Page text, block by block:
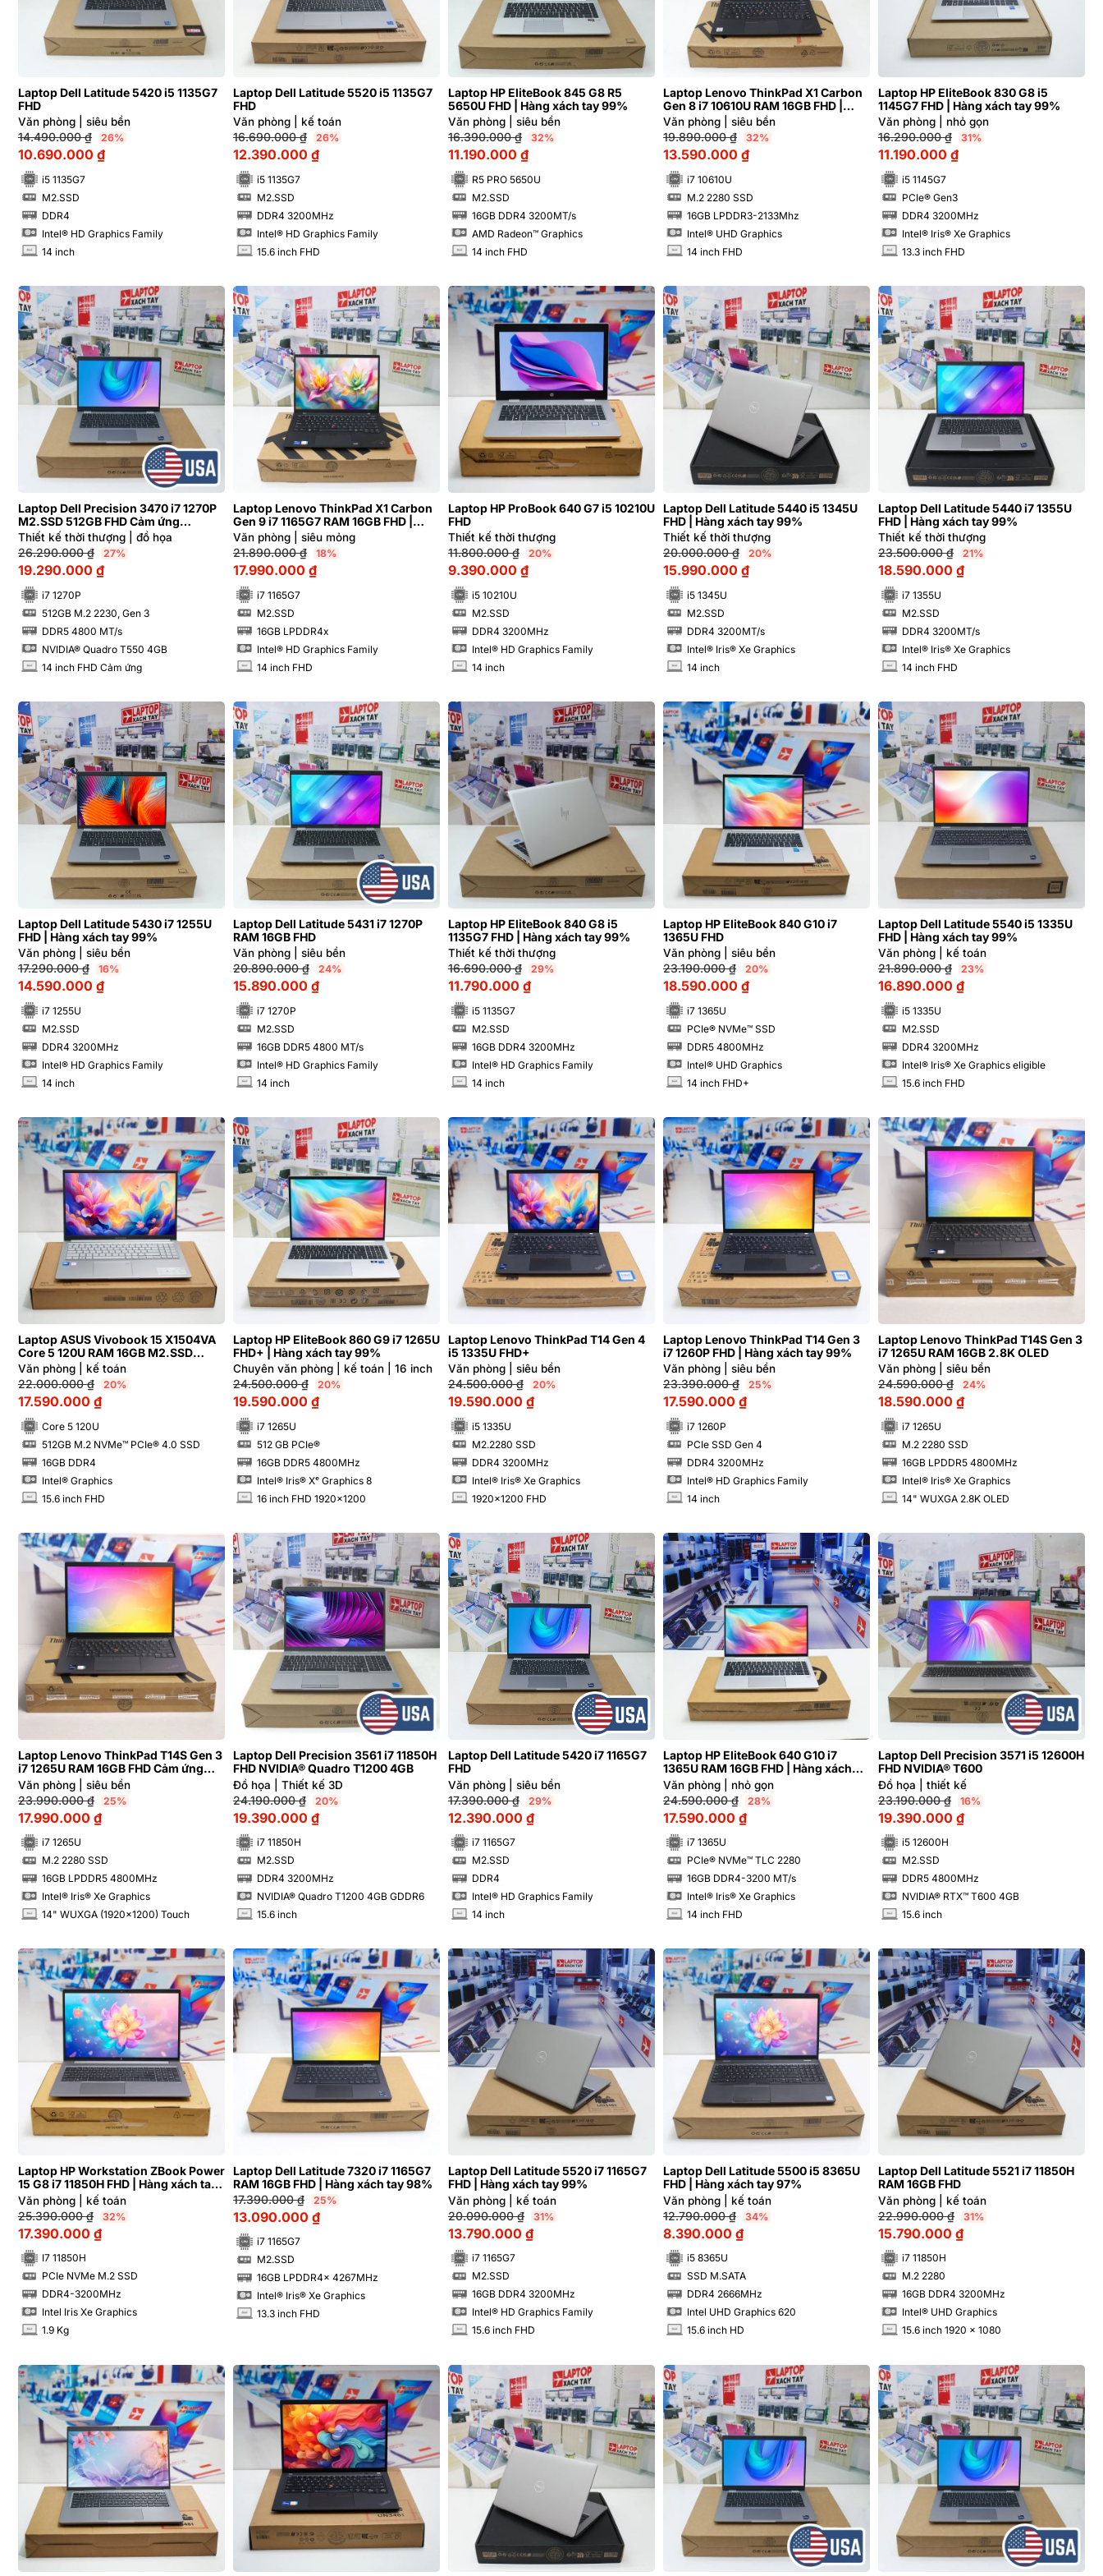
Laptop Dell Latitude 5420 i5 1135G7
FHD
Văn phòng | siêu bền
14.490.000₫ 26%
10.690.000 ₫
i5 1135G7
SSD M2.SSD
DDR4
Intel® HD Graphics Family
INCH 14 inch
Laptop Dell Latitude 5520 i5 1135G7
FHD
Văn phòng | kế toán
16.690.000₫ 26%
12.390.000 ₫
i5 1135G7
SSD M2.SSD
DDR4 3200MHz
Intel® HD Graphics Family
INCH 15.6 inch FHD
Laptop HP EliteBook 845 G8 R5
5650U FHD | Hàng xách tay 99%
Văn phòng | siêu bền
16.390.000₫ 32%
11.190.000 ₫
R5 PRO 5650U
SSD M2.SSD
16GB DDR4 3200MT/s
AMD Radeon™ Graphics
INCH 14 inch FHD
Laptop Lenovo ThinkPad X1 Carbon
Gen 8 i7 10610U RAM 16GB FHD |
Hàng xách tay 99%
Văn phòng | siêu bền
19.890.000₫ 32%
13.590.000 ₫
i7 10610U
SSD M.2 2280 SSD
16GB LPDDR3-2133Mhz
Intel® UHD Graphics
INCH 14 inch FHD
Laptop HP EliteBook 830 G8 i5
1145G7 FHD | Hàng xách tay 99%
Văn phòng | nhỏ gọn
16.290.000₫ 31%
11.190.000 ₫
i5 1145G7
SSD PCIe® Gen3
DDR4 3200MHz
Intel® Iris® Xe Graphics
INCH 13.3 inch FHD
Laptop Dell Precision 3470 i7 1270P
M2.SSD 512GB FHD Cảm ứng
NVIDIA® Quadro T550 4GB
Thiết kế thời thượng | đồ họa
26.290.000₫ 27%
19.290.000 ₫
i7 1270P
SSD 512GB M.2 2230, Gen 3
DDR5 4800 MT/s
NVIDIA® Quadro T550 4GB
INCH 14 inch FHD Cảm ứng
Laptop Lenovo ThinkPad X1 Carbon
Gen 9 i7 1165G7 RAM 16GB FHD |
Hàng xách tay 99%
Văn phòng | siêu mỏng
21.890.000₫ 18%
17.990.000 ₫
i7 1165G7
SSD M2.SSD
16GB LPDDR4x
Intel® HD Graphics Family
INCH 14 inch FHD
Laptop HP ProBook 640 G7 i5 10210U
FHD
Thiết kế thời thượng
11.800.000₫ 20%
9.390.000 ₫
i5 10210U
SSD M2.SSD
DDR4 3200MHz
Intel® HD Graphics Family
INCH 14 inch
Laptop Dell Latitude 5440 i5 1345U
FHD | Hàng xách tay 99%
Thiết kế thời thượng
20.000.000₫ 20%
15.990.000 ₫
i5 1345U
SSD M2.SSD
DDR4 3200MT/s
Intel® Iris® Xe Graphics
INCH 14 inch
Laptop Dell Latitude 5440 i7 1355U
FHD | Hàng xách tay 99%
Thiết kế thời thượng
23.500.000₫ 21%
18.590.000 ₫
i7 1355U
SSD M2.SSD
DDR4 3200MT/s
Intel® Iris® Xe Graphics
INCH 14 inch FHD
Laptop Dell Latitude 5430 i7 1255U
FHD | Hàng xách tay 99%
Văn phòng | siêu bền
17.290.000₫ 16%
14.590.000 ₫
i7 1255U
SSD M2.SSD
DDR4 3200MHz
Intel® HD Graphics Family
INCH 14 inch
Laptop Dell Latitude 5431 i7 1270P
RAM 16GB FHD
Văn phòng | siêu bền
20.890.000₫ 24%
15.890.000 ₫
i7 1270P
SSD M2.SSD
16GB DDR5 4800 MT/s
Intel® HD Graphics Family
INCH 14 inch
Laptop HP EliteBook 840 G8 i5
1135G7 FHD | Hàng xách tay 99%
Thiết kế thời thượng
16.690.000₫ 29%
11.790.000 ₫
i5 1135G7
SSD M2.SSD
16GB DDR4 3200MHz
Intel® HD Graphics Family
INCH 14 inch
Laptop HP EliteBook 840 G10 i7
1365U FHD
Văn phòng | siêu bền
23.190.000₫ 20%
18.590.000 ₫
i7 1365U
SSD PCIe® NVMe™ SSD
DDR5 4800MHz
Intel® UHD Graphics
INCH 14 inch FHD+
Laptop Dell Latitude 5540 i5 1335U
FHD | Hàng xách tay 99%
Văn phòng | kế toán
21.890.000₫ 23%
16.890.000 ₫
i5 1335U
SSD M2.SSD
DDR4 3200MHz
Intel® Iris® Xe Graphics eligible
INCH 15.6 inch FHD
Laptop ASUS Vivobook 15 X1504VA
Core 5 120U RAM 16GB M2.SSD
512GB FHD
Văn phòng | kế toán
22.000.000₫ 20%
17.590.000 ₫
Core 5 120U
SSD 512GB M.2 NVMe™ PCIe® 4.0 SSD
16GB DDR4
Intel® Graphics
INCH 15.6 inch FHD
Laptop HP EliteBook 860 G9 i7 1265U
FHD+ | Hàng xách tay 99%
Chuyên văn phòng | kế toán | 16 inch
24.500.000₫ 20%
19.590.000 ₫
i7 1265U
SSD 512 GB PCIe®
16GB DDR5 4800MHz
Intel® Iris® Xᵉ Graphics 8
INCH 16 inch FHD 1920x1200
Laptop Lenovo ThinkPad T14 Gen 4
i5 1335U FHD+
Văn phòng | siêu bền
24.500.000₫ 20%
19.590.000 ₫
i5 1335U
SSD M2.2280 SSD
DDR4 3200MHz
Intel® Iris® Xe Graphics
INCH 1920x1200 FHD
Laptop Lenovo ThinkPad T14 Gen 3
i7 1260P FHD | Hàng xách tay 99%
Văn phòng | siêu bền
23.390.000₫ 25%
17.590.000 ₫
i7 1260P
SSD PCIe SSD Gen 4
DDR4 3200MHz
Intel® HD Graphics Family
INCH 14 inch
Laptop Lenovo ThinkPad T14S Gen 3
i7 1265U RAM 16GB 2.8K OLED
Văn phòng | siêu bền
24.590.000₫ 24%
18.590.000 ₫
i7 1265U
SSD M.2 2280 SSD
16GB LPDDR5 4800MHz
Intel® Iris® Xe Graphics
INCH 14" WUXGA 2.8K OLED
Laptop Lenovo ThinkPad T14S Gen 3
i7 1265U RAM 16GB FHD Cảm ứng
Aluminum
Văn phòng | siêu bền
23.990.000₫ 25%
17.990.000 ₫
i7 1265U
SSD M.2 2280 SSD
16GB LPDDR5 4800MHz
Intel® Iris® Xe Graphics
INCH 14" WUXGA (1920x1200) Touch
Laptop Dell Precision 3561 i7 11850H
FHD NVIDIA® Quadro T1200 4GB
Đồ họa | Thiết kế 3D
24.190.000₫ 20%
19.390.000 ₫
i7 11850H
SSD M2.SSD
DDR4 3200MHz
NVIDIA® Quadro T1200 4GB GDDR6
INCH 15.6 inch
Laptop Dell Latitude 5420 i7 1165G7
FHD
Văn phòng | siêu bền
17.390.000₫ 29%
12.390.000 ₫
i7 1165G7
SSD M2.SSD
DDR4
Intel® HD Graphics Family
INCH 14 inch
Laptop HP EliteBook 640 G10 i7
1365U RAM 16GB FHD | Hàng xách
tay 99%
Văn phòng | nhỏ gọn
24.590.000₫ 28%
17.590.000 ₫
i7 1365U
SSD PCIe® NVMe™ TLC 2280
16GB DDR4-3200 MT/s
Intel® Iris® Xe Graphics
INCH 14 inch FHD
Laptop Dell Precision 3571 i5 12600H
FHD NVIDIA® T600
Đồ họa | thiết kế
23.190.000₫ 16%
19.390.000 ₫
i5 12600H
SSD M2.SSD
DDR5 4800MHz
NVIDIA® RTX™ T600 4GB
INCH 15.6 inch
Laptop HP Workstation ZBook Power
15 G8 i7 11850H FHD | Hàng xách tay
99%
Văn phòng | kế toán­­
25.390.000₫ 32%
17.390.000 ₫
I7 11850H
SSD PCIe NVMe M.2 SSD
RAM
DDR4-3200MHz
Intel Iris Xe Graphics
INCH 1.9 Kg
Laptop Dell Latitude 7320 i7 1165G7
RAM 16GB FHD | Hàng xách tay 98%
17.390.000₫ 25%
13.090.000 ₫
i7 1165G7
SSD M2.SSD
RAM
16GB LPDDR4x 4267MHz
Intel® Iris® Xe Graphics
INCH 13.3 inch FHD
Laptop Dell Latitude 5520 i7 1165G7
FHD | Hàng xách tay 99%
Văn phòng | kế toán
20.090.000₫ 31%
13.790.000 ₫
i7 1165G7
SSD M2.SSD
RAM
16GB DDR4 3200MHz
Intel® HD Graphics Family
INCH 15.6 inch FHD
Laptop Dell Latitude 5500 i5 8365U
FHD | Hàng xách tay 97%
Văn phòng | kế toán
12.790.000₫ 34%
8.390.000 ₫
i5 8365U
SSD SSD M.SATA
RAM
DDR4 2666MHz
Intel UHD Graphics 620
INCH 15.6 inch HD
Laptop Dell Latitude 5521 i7 11850H
RAM 16GB FHD
Văn phòng | kế toán
22.990.000₫ 31%
15.790.000 ₫
i7 11850H
SSD M.2 2280
RAM
16GB DDR4 3200MHz
Intel® UHD Graphics
INCH 15.6 inch 1920 x 1080